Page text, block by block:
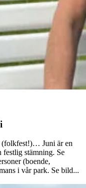
(folkfest!)… Juni är en
festlig stämning. Se
(boende,
i vår park. Se bild...